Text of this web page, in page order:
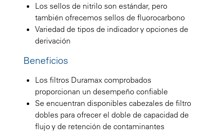
Los sellos de nitrilo son estándar, pero
también ofrecemos sellos de fluorocarbono
Variedad de tipos de indicador y opciones de
derivación
Beneficios
Los filtros Duramax comprobados
proporcionan un desempeño confiable
Se encuentran disponibles cabezales de filtro
dobles para ofrecer el doble de capacidad de
flujo y de retención de contaminantes